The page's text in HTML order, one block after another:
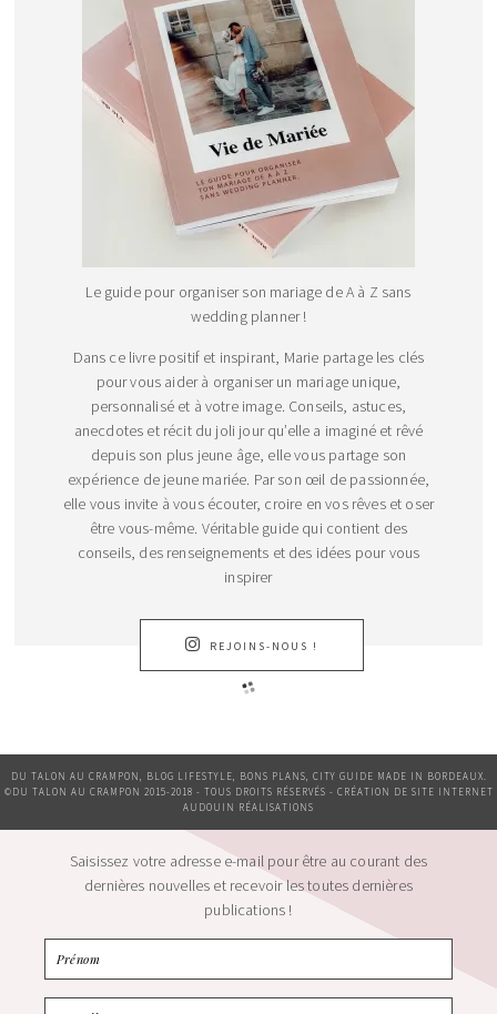
Le guide pour organiser son mariage de A à Z sans
wedding planner !
Dans ce livre positif et inspirant, Marie partage les clés
pour vous aider à organiser un mariage unique,
personnalisé et à votre image. Conseils, astuces,
anecdotes et récit du joli jour qu’elle a imaginé et rêvé
depuis son plus jeune âge, elle vous partage son
expérience de jeune mariée. Par son œil de passionnée,
elle vous invite à vous écouter, croire en vos rêves et oser
être vous-même. Véritable guide qui contient des
conseils, des renseignements et des idées pour vous
inspirer
REJOINS-NOUS !
DU TALON AU CRAMPON, BLOG LIFESTYLE, BONS PLANS, CITY GUIDE MADE IN BORDEAUX.
©DU TALON AU CRAMPON 2015-2018 - TOUS DROITS RÉSERVÉS - CRÉATION DE SITE INTERNET
AUDOUIN RÉALISATIONS
Saisissez votre adresse e-mail pour être au courant des
dernières nouvelles et recevoir les toutes dernières
publications !